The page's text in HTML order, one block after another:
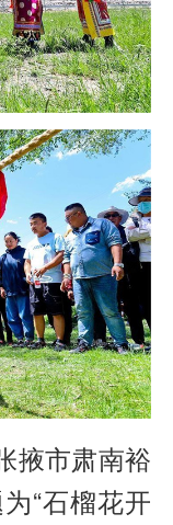
掖市肃南裕
“石榴花开